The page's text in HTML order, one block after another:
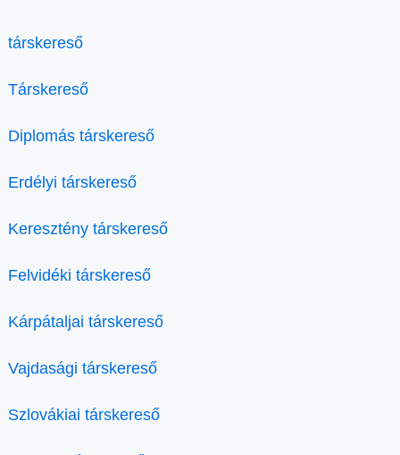
társkereső
Társkereső
Diplomás társkereső
Erdélyi társkereső
Keresztény társkereső
Felvidéki társkereső
Kárpátaljai társkereső
Vajdasági társkereső
Szlovákiai társkereső